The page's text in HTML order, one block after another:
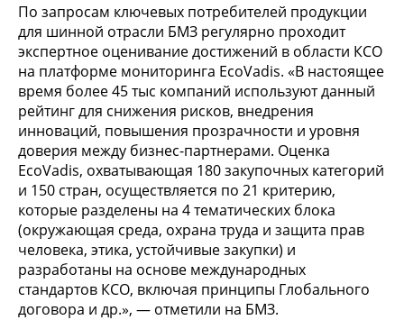
По запросам ключевых потребителей продукции
для шинной отрасли БМЗ регулярно проходит
экспертное оценивание достижений в области КСО
на платформе мониторинга EcoVadis. «В настоящее
время более 45 тыс компаний используют данный
рейтинг для снижения рисков, внедрения
инноваций, повышения прозрачности и уровня
доверия между бизнес-партнерами. Оценка
EcoVadis, охватывающая 180 закупочных категорий
и 150 стран, осуществляется по 21 критерию,
которые разделены на 4 тематических блока
(окружающая среда, охрана труда и защита прав
человека, этика, устойчивые закупки) и
разработаны на основе международных
стандартов КСО, включая принципы Глобального
договора и др.», — отметили на БМЗ.